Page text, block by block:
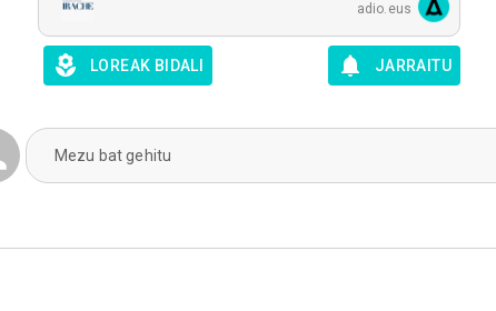
adio.eus
LOREAK BIDALI JARRAITU
Mezu bat gehitu